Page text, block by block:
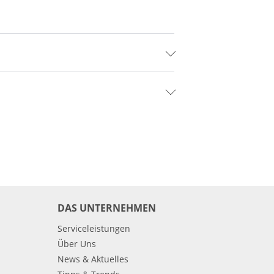
DAS UNTERNEHMEN
Serviceleistungen
Über Uns
News & Aktuelles